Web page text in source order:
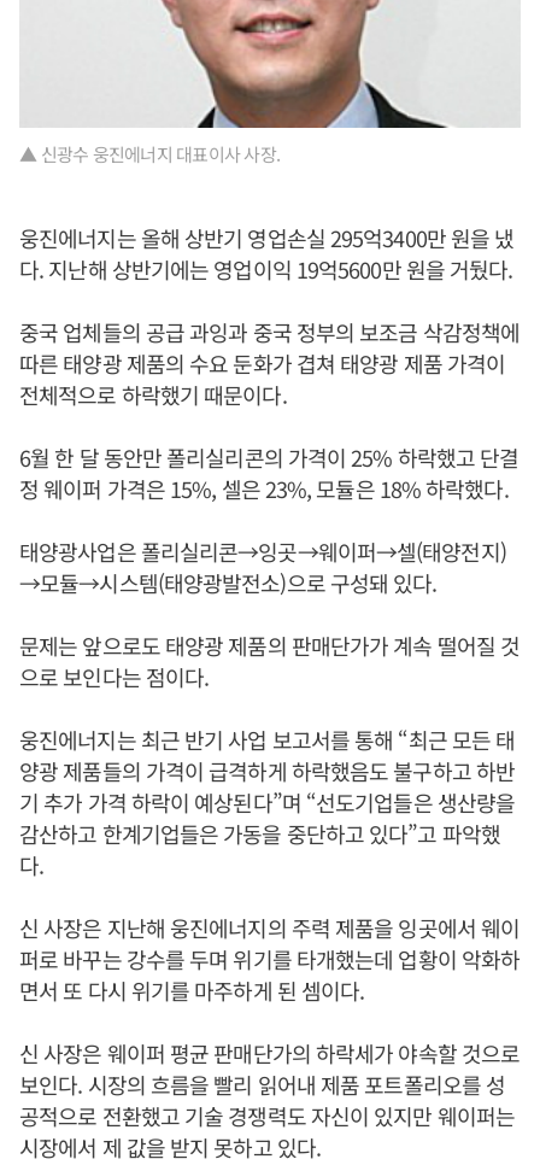
▲ 신광수 웅진에너지 대표이사 사장.
웅진에너지는 올해 상반기 영업손실 295억3400만 원을 냈
다. 지난해 상반기에는 영업이익 19억5600만 원을 거뒀다.
중국 업체들의 공급 과잉과 중국 정부의 보조금 삭감정책에
따른 태양광 제품의 수요 둔화가 겹쳐 태양광 제품 가격이
전체적으로 하락했기 때문이다.
6월 한 달 동안만 폴리실리콘의 가격이 25% 하락했고 단결
정 웨이퍼 가격은 15%, 셀은 23%, 모듈은 18% 하락했다.
태양광사업은 폴리실리콘→잉곳→웨이퍼→셀(태양전지)
→모듈→시스템(태양광발전소)으로 구성돼 있다.
문제는 앞으로도 태양광 제품의 판매단가가 계속 떨어질 것
으로 보인다는 점이다.
웅진에너지는 최근 반기 사업 보고서를 통해 “최근 모든 태
양광 제품들의 가격이 급격하게 하락했음도 불구하고 하반
기 추가 가격 하락이 예상된다”며 “선도기업들은 생산량을
감산하고 한계기업들은 가동을 중단하고 있다”고 파악했
다.
신 사장은 지난해 웅진에너지의 주력 제품을 잉곳에서 웨이
퍼로 바꾸는 강수를 두며 위기를 타개했는데 업황이 악화하
면서 또 다시 위기를 마주하게 된 셈이다.
신 사장은 웨이퍼 평균 판매단가의 하락세가 야속할 것으로
보인다. 시장의 흐름을 빨리 읽어내 제품 포트폴리오를 성
공적으로 전환했고 기술 경쟁력도 자신이 있지만 웨이퍼는
시장에서 제 값을 받지 못하고 있다.